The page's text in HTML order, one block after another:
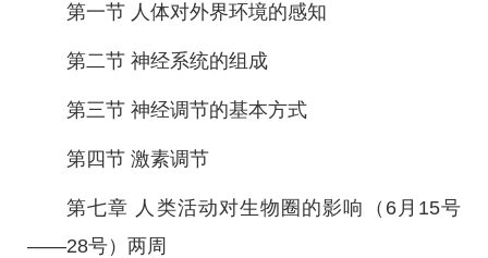
第一节 人体对外界环境的感知
第二节 神经系统的组成
第三节 神经调节的基本方式
第四节 激素调节
第七章 人类活动对生物圈的影响（6月15号
——28号）两周